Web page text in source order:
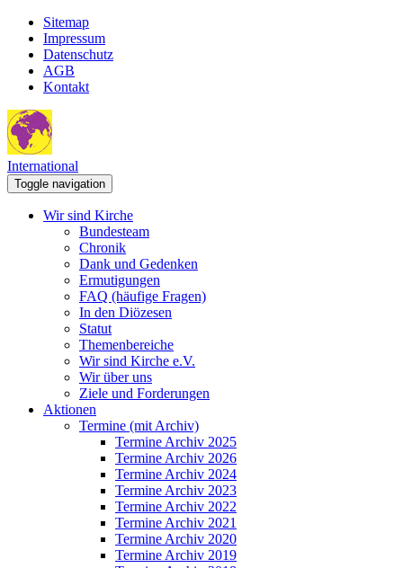
Sitemap
Impressum
Datenschutz
AGB
Kontakt
International
Toggle navigation
Wir sind Kirche
Bundesteam
Chronik
Dank und Gedenken
Ermutigungen
FAQ (häufige Fragen)
In den Diözesen
Statut
Themenbereiche
Wir sind Kirche e.V.
Wir über uns
Ziele und Forderungen
Aktionen
Termine (mit Archiv)
Termine Archiv 2025
Termine Archiv 2026
Termine Archiv 2024
Termine Archiv 2023
Termine Archiv 2022
Termine Archiv 2021
Termine Archiv 2020
Termine Archiv 2019